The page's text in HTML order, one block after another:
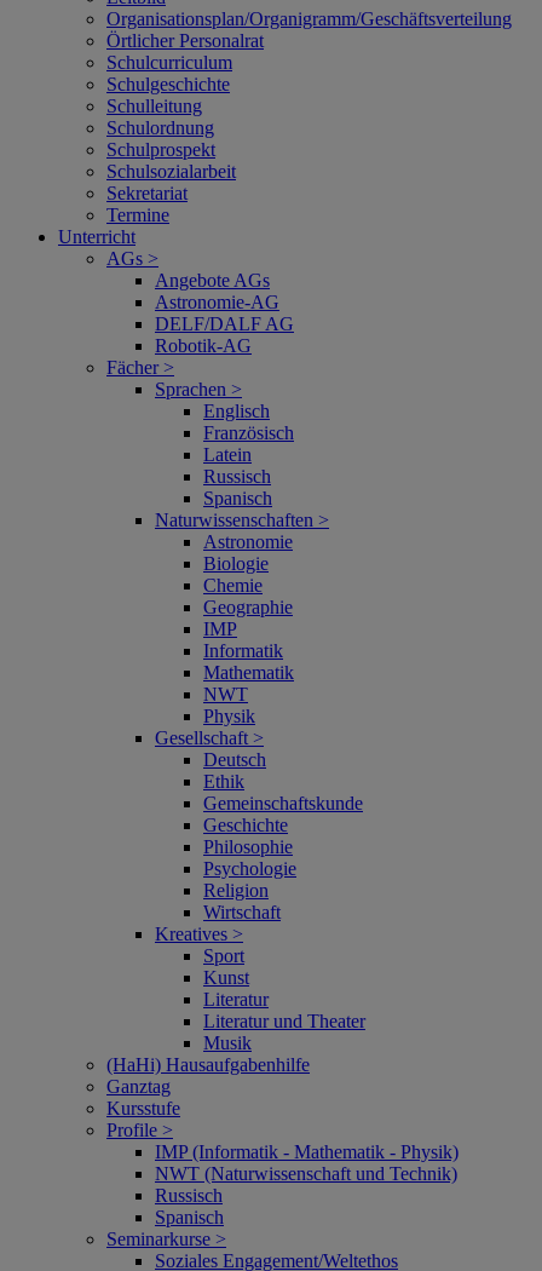
Organisationsplan/Organigramm/Geschäftsverteilung
Örtlicher Personalrat
Schulcurriculum
Schulgeschichte
Schulleitung
Schulordnung
Schulprospekt
Schulsozialarbeit
Sekretariat
Termine
Unterricht
AGs >
Angebote AGs
Astronomie-AG
DELF/DALF AG
Robotik-AG
Fächer >
Sprachen >
Englisch
Französisch
Latein
Russisch
Spanisch
Naturwissenschaften >
Astronomie
Biologie
Chemie
Geographie
IMP
Informatik
Mathematik
NWT
Physik
Gesellschaft >
Deutsch
Ethik
Gemeinschaftskunde
Geschichte
Philosophie
Psychologie
Religion
Wirtschaft
Kreatives >
Sport
Kunst
Literatur
Literatur und Theater
Musik
(HaHi) Hausaufgabenhilfe
Ganztag
Kursstufe
Profile >
IMP (Informatik - Mathematik - Physik)
NWT (Naturwissenschaft und Technik)
Russisch
Spanisch
Seminarkurse >
Soziales Engagement/Weltethos